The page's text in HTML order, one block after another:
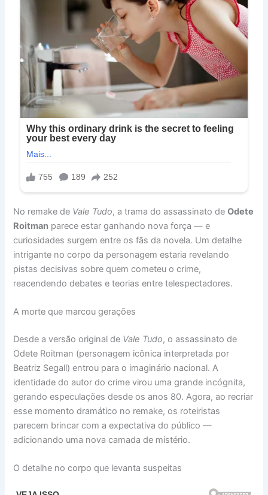
No remake de Vale Tudo, a trama do assassinato deOdete
Roitman parece estar ganhando nova força — e
curiosidades surgem entre os fãs da novela. Um detalhe
intrigante no corpo da personagem estaria revelando
pistas decisivas sobre quem cometeu o crime,
reacendendo debates e teorias entre telespectadores.
A morte que marcou gerações
Desde a versão original de Vale Tudo, o assassinato de
Odete Roitman (personagem icônica interpretada por
Beatriz Segall) entrou para o imaginário nacional. A
identidade do autor do crime virou uma grande incógnita,
gerando especulações desde os anos 80. Agora, ao recriar
esse momento dramático no remake, os roteiristas
parecem brincar com a expectativa do público —
adicionando uma nova camada de mistério.
O detalhe no corpo que levanta suspeitas